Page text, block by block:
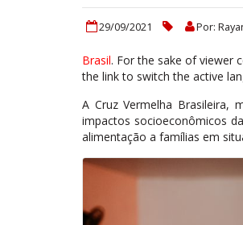
29/09/2021 Por:
Brasil. For the sake of viewer
the link to switch the active
A Cruz Vermelha Brasileira,
impactos socioeconômicos
alimentação a famílias em